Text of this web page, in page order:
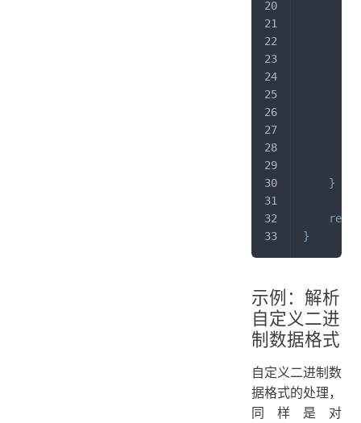
}
}
示例：解析
自定义二进
制数据格式
自定义二进制数
据格式的处理，
同样是对